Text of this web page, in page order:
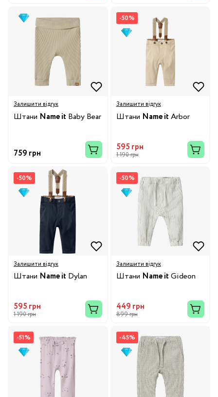
Залишити відгук
Штани Name it Baby Bear
759 грн
-50%
Залишити відгук
Штани Name it Arbor
595 грн
1 190 грн
-50%
Залишити відгук
Штани Name it Dylan
595 грн
1 190 грн
-50%
Залишити відгук
Штани Name it Gideon
449 грн
899 грн
-51% -45%